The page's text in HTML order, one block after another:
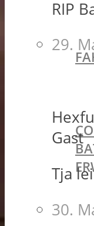
RIP
29.
Gast
Tja
30.